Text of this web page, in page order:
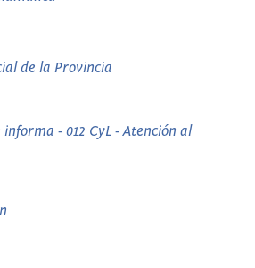
de la Provincia
- 012 CyL - Atención al